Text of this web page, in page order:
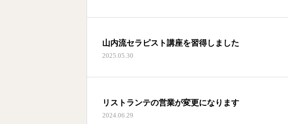
山内流セラピスト講座を習得しました
2025.05.30
リストランテの営業が変更になります
2024.06.29